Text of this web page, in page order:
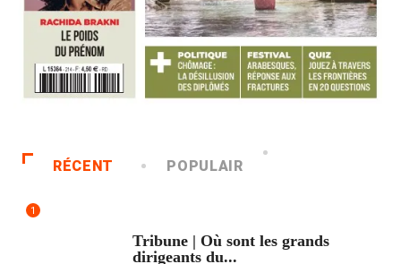
RÉCENT POPULAIR
1
Tribune | Où sont les grands
dirigeants du...